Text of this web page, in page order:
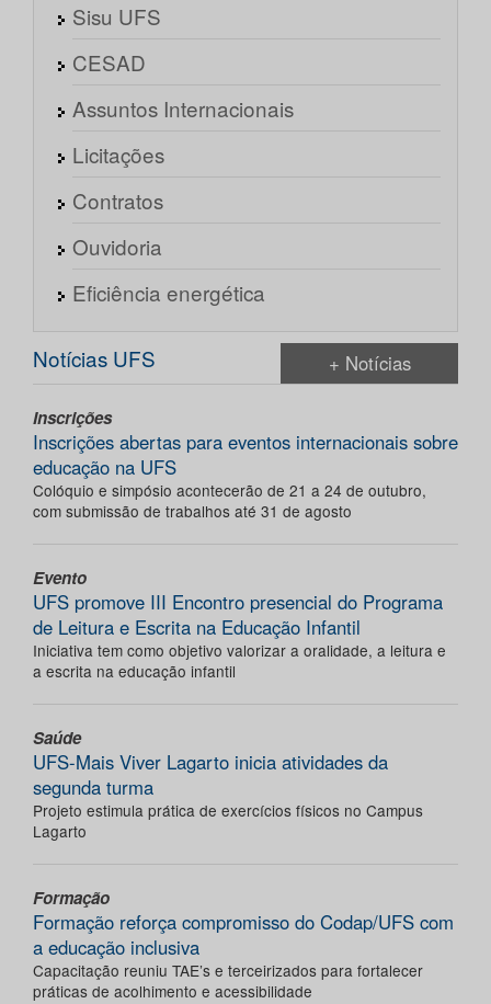
Sisu UFS
CESAD
Assuntos Internacionais
Licitações
Contratos
Ouvidoria
Eficiência energética
Notícias UFS + Notícias
Inscrições
Inscrições abertas para eventos internacionais sobre
educação na UFS
Colóquio e simpósio acontecerão de 21 a 24 de outubro,
com submissão de trabalhos até 31 de agosto
Evento
UFS promove III Encontro presencial do Programa
de Leitura e Escrita na Educação Infantil
Iniciativa tem como objetivo valorizar a oralidade, a leitura e
a escrita na educação infantil
Saúde
UFS-Mais Viver Lagarto inicia atividades da
segunda turma
Projeto estimula prática de exercícios físicos no Campus
Lagarto
Formação
Formação reforça compromisso do Codap/UFS com
a educação inclusiva
Capacitação reuniu TAE’s e terceirizados para fortalecer
práticas de acolhimento e acessibilidade